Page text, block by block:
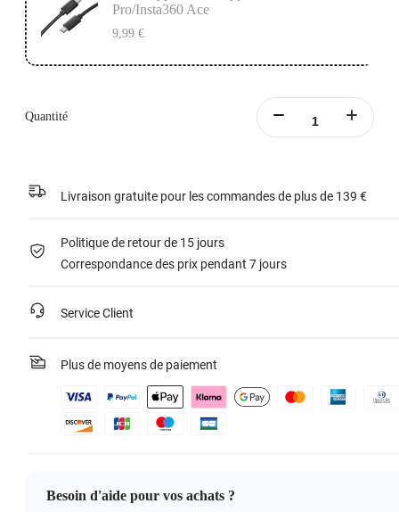
Pro/Insta360 Ace
9,99 €
Quantité
Livraison gratuite pour les commandes de plus de 139 €
Politique de retour de 15 jours
Correspondance des prix pendant 7 jours
Service Client
Plus de moyens de paiement
Besoin d'aide pour vos achats ?